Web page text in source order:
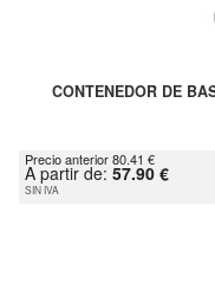
CONTENEDOR DE
Precio anterior 80.41 €
A partir de: 57.90 €
SIN IVA